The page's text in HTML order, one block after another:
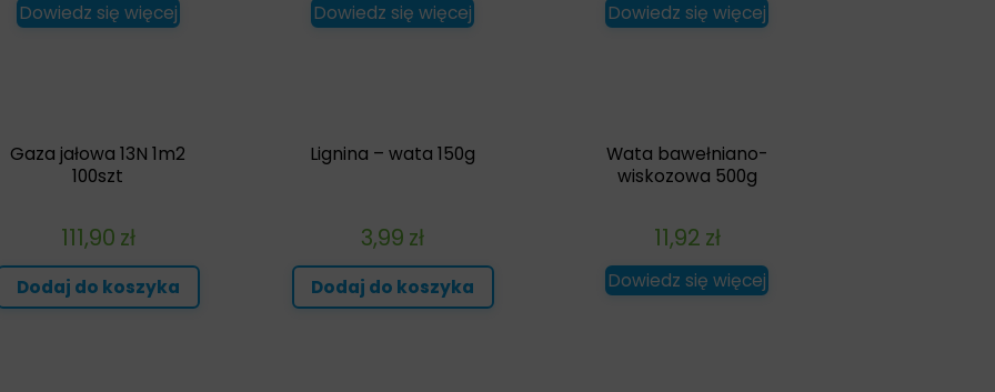
Dowiedz się więcej Dowiedz się więcej Dowiedz się więcej
Gaza jałowa 13N 1m2
100szt
111,90 zł
Dodaj do koszyka
Lignina – wata 150g
3,99 zł
Dodaj do koszyka
Wata bawełniano-
wiskozowa 500g
11,92 zł
Dowiedz się więcej